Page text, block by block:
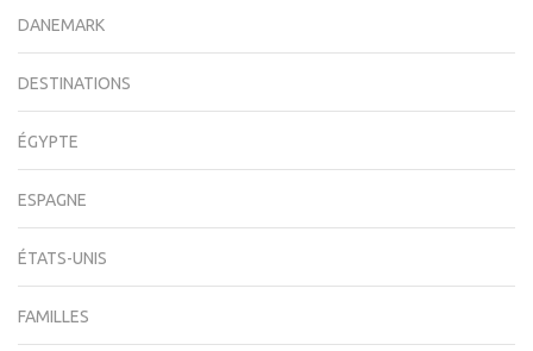
DANEMARK
DESTINATIONS
ÉGYPTE
ESPAGNE
ÉTATS-UNIS
FAMILLES